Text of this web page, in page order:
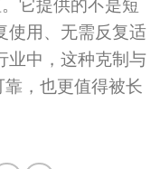
它提供的不是短
使用、无需反复适
业中，这种克制与
，也更值得被长